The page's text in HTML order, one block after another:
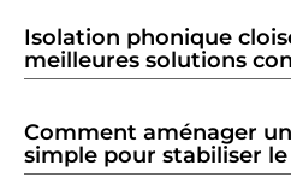
Isolation phonique
meilleures solutions
Comment aménager
simple pour stabiliser